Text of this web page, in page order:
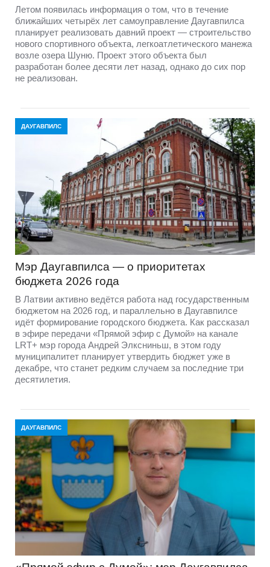
Летом появилась информация о том, что в течение
ближайших четырёх лет самоуправление Даугавпилса
планирует реализовать давний проект — строительство
нового спортивного объекта, легкоатлетического манежа
возле озера Шуню. Проект этого объекта был
разработан более десяти лет назад, однако до сих пор
не реализован.
ДАУГАВПИЛС
Мэр Даугавпилса — о приоритетах
бюджета 2026 года
В Латвии активно ведётся работа над государственным
бюджетом на 2026 год, и параллельно в Даугавпилсе
идёт формирование городского бюджета. Как рассказал
в эфире передачи «Прямой эфир с Думой» на канале
LRT+ мэр города Андрей Элксниньш, в этом году
муниципалитет планирует утвердить бюджет уже в
декабре, что станет редким случаем за последние три
десятилетия.
ДАУГАВПИЛС